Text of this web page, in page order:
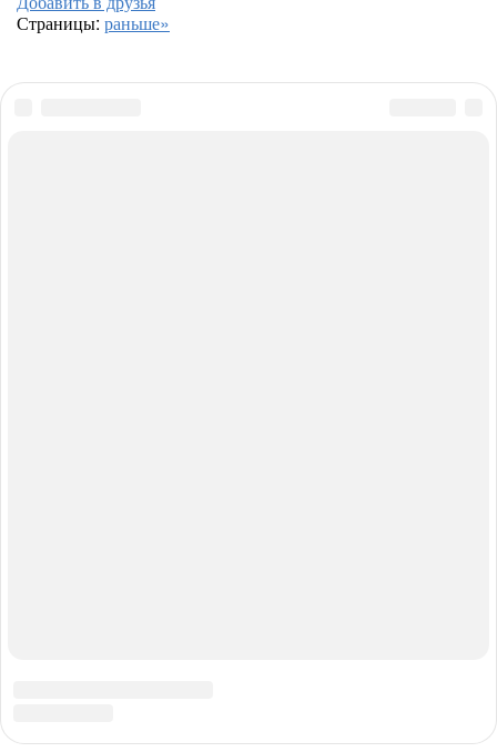
Страницы: раньше»